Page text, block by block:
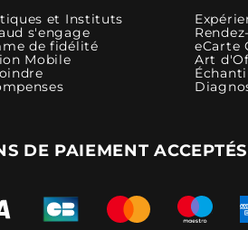
et Instituts
s'engage
de fidélité
Mobile
eCarte
Art
DE PAIEMENT ACCEPTÉS